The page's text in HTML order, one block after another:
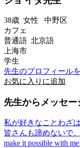
38歳 女性 中野区
カフェ
普通語 北京語
上海市
学生
先生のプロフィール
お気に入りに追加
先生からメッセー
私が好きなことわざ
皆さんも諦めないで
make it possible with me